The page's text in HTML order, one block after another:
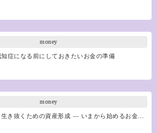
money
知症になる前にしておきたいお金の準備
money
生き抜くための資産形成 ― いまから始めるお金…